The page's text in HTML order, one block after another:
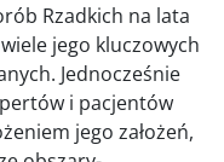
Rzadkich na lata
jego kluczowych
Jednocześnie
i pacjentów
jego założeń,